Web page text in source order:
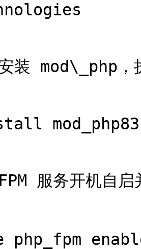
装 mod\_php，
mod_php83
服务开机自启